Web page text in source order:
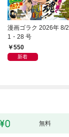
漫画ゴラク 2026年 8/2
1・28 号
550
新着
無料